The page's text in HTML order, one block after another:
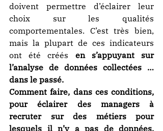
doivent permettre d’éclairer leur
choix sur les qualités
comportementales. C’est très bien,
mais la plupart de ces indicateurs
ont été créés en s’appuyant sur
l’analyse de données collectées …
dans le passé.
Comment faire, dans ces conditions,
pour éclairer des managers à
recruter sur des métiers pour
lesquels il n’y a pas de données,